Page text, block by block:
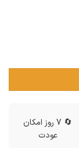
🔄 7 روز امکان
عودت